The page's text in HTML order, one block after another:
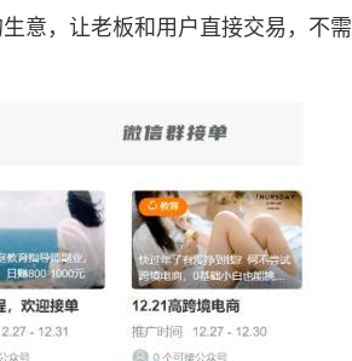
意，让老板和用户直接交易，不需